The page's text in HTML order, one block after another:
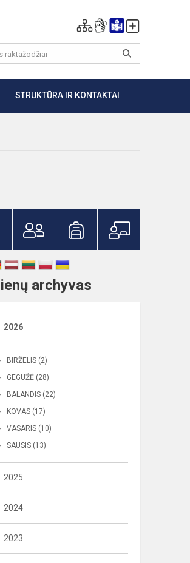
STRUKTŪRA IR KONTAKTAI
archyvas
2026
BIRŽELIS (2)
GEGUŽĖ (28)
BALANDIS (22)
KOVAS (17)
VASARIS (10)
SAUSIS (13)
2025
2024
2023